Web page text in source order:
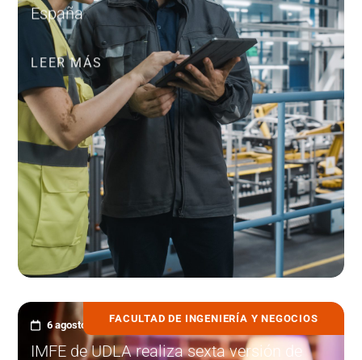
España
LEER MÁS
FACULTAD DE INGENIERÍA Y NEGOCIOS
6 agosto, 2025
IMFE de UDLA realiza sexta versión de